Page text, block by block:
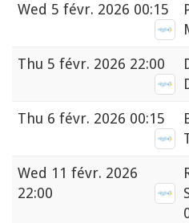
Wed 5 févr. 2026 00:15
Thu 5 févr. 2026 22:00
Thu 6 févr. 2026 00:15
Wed 11 févr. 2026
22:00